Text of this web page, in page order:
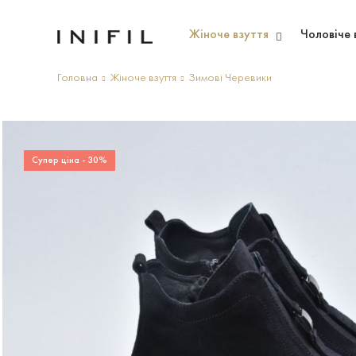
Жіноче взуття Чоловіче
Головна Жіноче взуття Зимові Черевики
Супер ціна - 30%